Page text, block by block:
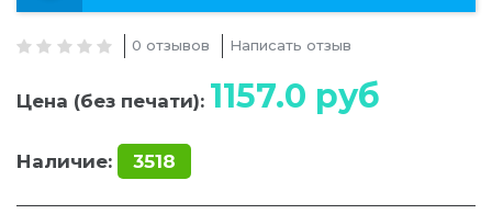
0 отзывов Написать отзыв
Цена (без печати): 1157.0 руб
Наличие: 3518